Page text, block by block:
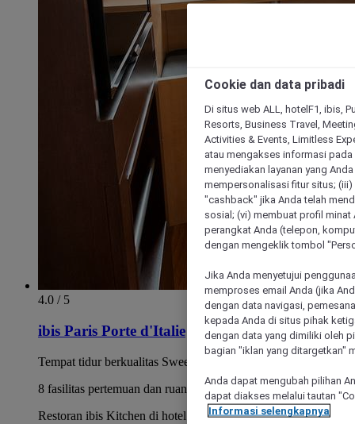
4.0 / 5
ibis Paris Porte d'Italie
Tempat tidur berkualitas Sweet Bed by ibis Styles
8 fasilitas pertemuan dan ruang seminar
Restoran ibis Kitchen di hotel
Cookie dan data pribadi
Di situs web ALL, hotelF1, ibis,
Resorts, Business Travel,
Activities & Events, Limitless
atau mengakses informasi
menyediakan layanan yang
mempersonalisasi fitur situs;
"cashback" jika Anda telah
sosial; (vi) membuat profil
perangkat Anda (telepon,
dengan mengeklik tombol
Jika Anda menyetujui
memproses email Anda (jika
dengan data navigasi,
kepada Anda di situs pihak
dengan data yang dimiliki oleh
bagian "iklan yang ditargetkan"
Anda dapat mengubah pilihan
dapat diakses melalui tautan
Informasi selengkapnya